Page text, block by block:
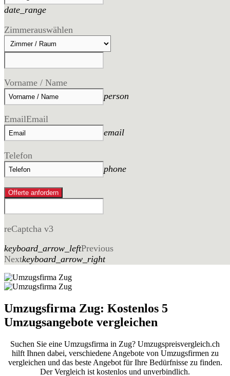
date_range
Zimmerauswählen
Vorname / Name
person
EmailEmail
email
Telefon
phone
Offerte anfordern
reCaptcha v3
keyboard_arrow_leftPrevious
Nextkeyboard_arrow_right
Umzugsfirma Zug: Kostenlos 5
Umzugsangebote vergleichen
Suchen Sie eine Umzugsfirma in Zug? Umzugspreisvergleich.ch
hilft Ihnen dabei, verschiedene Angebote von Umzugsfirmen zu
vergleichen und das beste Angebot für Ihre Bedürfnisse zu finden.
Der Vergleich ist kostenlos und unverbindlich.